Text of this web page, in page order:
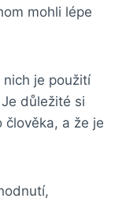
mohli lépe
je použití
důležité si
a že je